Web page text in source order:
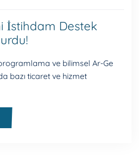
İstihdam Destek
ve bilimsel Ar-Ge
bazı ticaret ve hizmet